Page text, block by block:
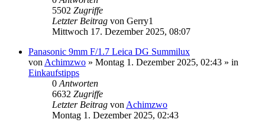
5502 Zugriffe
Letzter Beitrag von Gerry1
Mittwoch 17. Dezember 2025, 08:07
Panasonic 9mm F/1.7 Leica DG Summilux
von Achimzwo » Montag 1. Dezember 2025, 02:43 » in
Einkaufstipps
0 Antworten
6632 Zugriffe
Letzter Beitrag von Achimzwo
Montag 1. Dezember 2025, 02:43